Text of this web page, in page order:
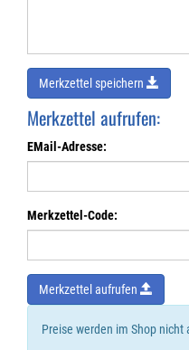
Merkzettel speichern
Merkzettel aufrufen:
EMail-Adresse:
Merkzettel-Code:
Merkzettel aufrufen
Preise werden im Shop nicht